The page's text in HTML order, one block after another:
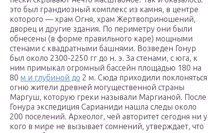
это был грандиозный комплекс из камня, в центре
которого — храм Огня, храм Жертвоприношений,
дворец и другие здания. По периметру они были
обнесены (в форме правильного каре) мощными
стенами с квадратными башнями. Возведен Гонур
был около 2300-2250 гг до н. э. За стенами, с юга, к
ним примыкал огромный бассейн площадью 180 на
80 м и глубиной до 2 м. Сюда приходили поклоняться
огню жители древней могущественной страны
Маргуш, которую греки называли Маргианой. После
Гонура экспедиция Сарианиди нашла следы около
200 поселений. Археолог, чей авторитет сегодня ни у
кого в мире не вызывает сомнений, утверждает, что